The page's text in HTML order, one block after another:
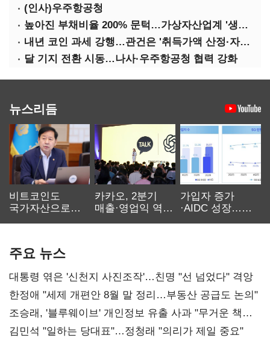
(인사)우주항공청
높아진 부채비율 200% 문턱…가상자산업계 '생존 시험대'
내년 코인 과세 강행…관건은 '취득가액 산정·자산 이동'
달 기지 전환 시동…나사·우주항공청 협력 강화
뉴스리듬
비트코인도
국가자산으로…'
카카오, 2분기
매출·영업익 역대
가입자 증가
·AIDC 성장…
주요 뉴스
대통령 엮은 '신천지 사진조작'…친명 "선 넘었다" 격앙
한정애 "세제 개편안 8월 말 정리…부동산 공급도 논의"
조승래, '블루웨이브' 개인정보 유출 사과 "무거운 책임
통감"
김민석 "일하는 당대표"…정청래 "의리가 제일 중요"